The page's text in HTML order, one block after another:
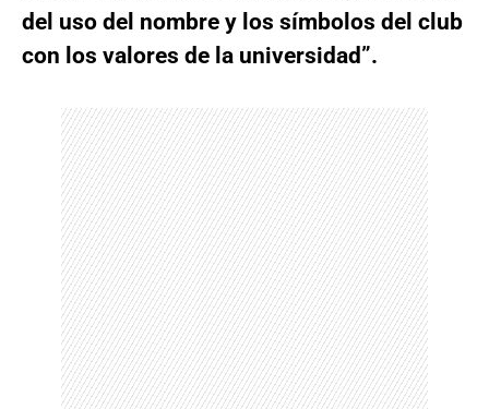
del uso del nombre y los símbolos del club
con los valores de la universidad”.